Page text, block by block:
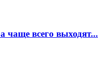
чаще всего выходят...